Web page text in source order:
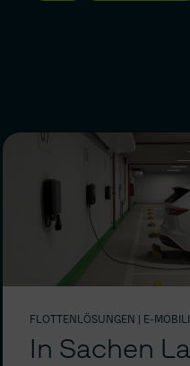
FLOTTENLÖSUNGEN | E-
In Sachen